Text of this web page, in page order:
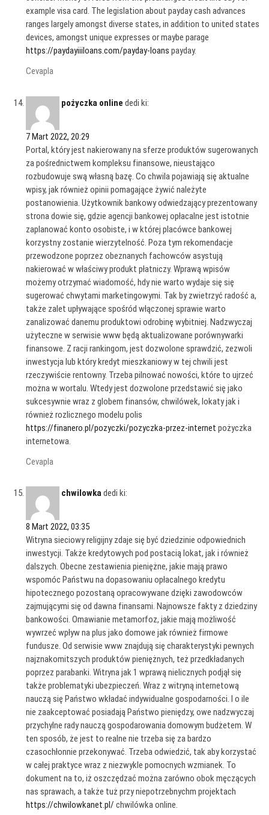
example visa card. The legislation about payday cash advances
ranges largely amongst diverse states, in addition to united states
devices, amongst unique expresses or maybe parage
https://paydayiiiloans.com/payday-loans payday.
Cevapla
pożyczka online dedi ki:
7 Mart 2022, 20:29
Portal, który jest nakierowany na sferze produktów sugerowanych
za pośrednictwem kompleksu finansowe, nieustająco
rozbudowuje swą własną bazę. Co chwila pojawiają się aktualne
wpisy, jak również opinii pomagające żywić należyte
postanowienia. Użytkownik bankowy odwiedzający prezentowany
strona dowie się, gdzie agencji bankowej opłacalne jest istotnie
zaplanować konto osobiste, i w której placówce bankowej
korzystny zostanie wierzytelność. Poza tym rekomendacje
przewodzone poprzez obeznanych fachowców asystują
nakierować w właściwy produkt płatniczy. Wprawą wpisów
możemy otrzymać wiadomość, hdy nie warto wydaje się się
sugerować chwytami marketingowymi. Tak by zwietrzyć radość a,
także zalet upływające spośród włączonej sprawie warto
zanalizować danemu produktowi odrobinę wybitniej. Nadzwyczaj
użyteczne w serwisie www będą aktualizowane porównywarki
finansowe. Z racji rankingom, jest dozwolone sprawdzić, zezwoli
inwestycja lub który kredyt mieszkaniowy w tej chwili jest
rzeczywiście rentowny. Trzeba pilnować nowości, które to ujrzeć
można w wortalu. Wtedy jest dozwolone przedstawić się jako
sukcesywnie wraz z globem finansów, chwilówek, lokaty jak i
również rozlicznego modelu polis
https://finanero.pl/pozyczki/pozyczka-przez-internet pożyczka
internetowa.
Cevapla
chwilowkadedi ki:
8 Mart 2022, 03:35
Witryna sieciowy religijny zdaje się być dziedzinie odpowiednich
inwestycji. Także kredytowych pod postacią lokat, jak i również
dalszych. Obecne zestawienia pieniężne, jakie mają prawo
wspomóc Państwu na dopasowaniu opłacalnego kredytu
hipotecznego pozostaną opracowywane dzięki zawodowców
zajmującymi się od dawna finansami. Najnowsze fakty z dziedziny
bankowości. Omawianie metamorfoz, jakie mają możliwość
wywrzeć wpływ na plus jako domowe jak również firmowe
fundusze. Od serwisie www znajdują się charakterystyki pewnych
najznakomitszych produktów pieniężnych, też przedkładanych
poprzez parabanki. Witryna jak 1 wprawą nielicznych podjął się
także problematyki ubezpieczeń. Wraz z witryną internetową
nauczą się Państwo wkładać indywidualne gospodarności. I o ile
nie zaakceptować posiadają Państwo pieniędzy, owe nadzwyczaj
przychylne rady nauczą gospodarowania domowym budżetem. W
ten sposób, że jest to realne nie trzeba się za bardzo
czasochłonnie przekonywać. Trzeba odwiedzić, tak aby korzystać
w całej praktyce wraz z niezwykle pomocnych wzmianek. To
dokument na to, iż oszczędzać można zarówno obok męczących
nas sprawach, a także tuż przy niepotrzebnychm projektach
https://chwilowkanet.pl/ chwilówka online.